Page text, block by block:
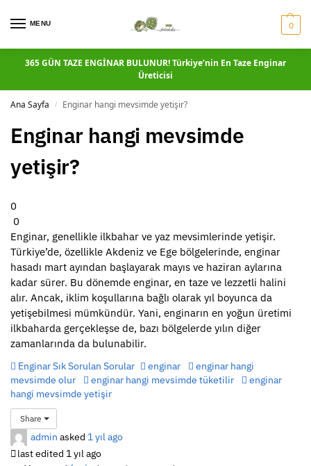
MENU 0
365 GÜN TAZE ENGİNAR BULUNUR! Türkiye’nin En Taze Enginar
Üreticisi
Ana Sayfa / Enginar hangi mevsimde yetişir?
Enginar hangi mevsimde
yetişir?
0
0
Enginar, genellikle ilkbahar ve yaz mevsimlerinde yetişir.
Türkiye’de, özellikle Akdeniz ve Ege bölgelerinde, enginar
hasadı mart ayından başlayarak mayıs ve haziran aylarına
kadar sürer. Bu dönemde enginar, en taze ve lezzetli halini
alır. Ancak, iklim koşullarına bağlı olarak yıl boyunca da
yetişebilmesi mümkündür. Yani, enginarın en yoğun üretimi
ilkbaharda gerçekleşse de, bazı bölgelerde yılın diğer
zamanlarında da bulunabilir.
Enginar Sık Sorulan Sorular enginar
enginar hangi
mevsimde olur
enginar hangi mevsimde tüketilir
enginar
hangi mevsimde yetişir
Share
admin asked 1 yıl ago
last edited 1 yıl ago